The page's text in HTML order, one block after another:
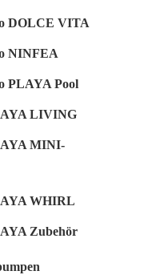
DOLCE VITA
NINFEA
PLAYA Pool
LIVING
MINI-
WHIRL
Zubehör